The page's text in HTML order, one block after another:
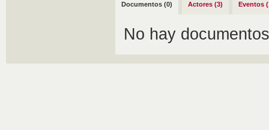
Documentos (0) Actores (3) Eventos
No hay